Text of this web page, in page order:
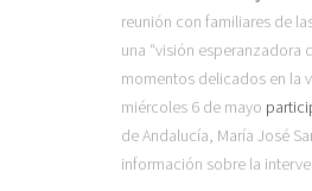
reunión con familiares de
una “visión esperanzadora
momentos delicados en la
miércoles 6 de mayo
de Andalucía, María José
información sobre la